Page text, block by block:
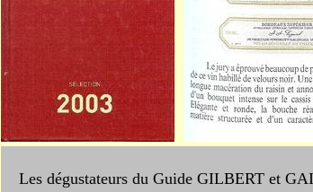
Les dégustateurs du Guide GILBERT et